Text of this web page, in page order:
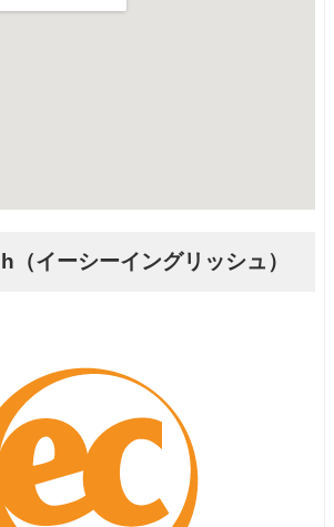
イーシーイングリッシュ）